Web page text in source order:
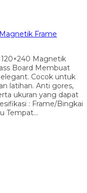
Frame
120×240 Magnetik
Board Membuat
Cocok untuk
latihan. Anti gores,
ukuran yang dapat
: Frame/Bingkai
Tempat…